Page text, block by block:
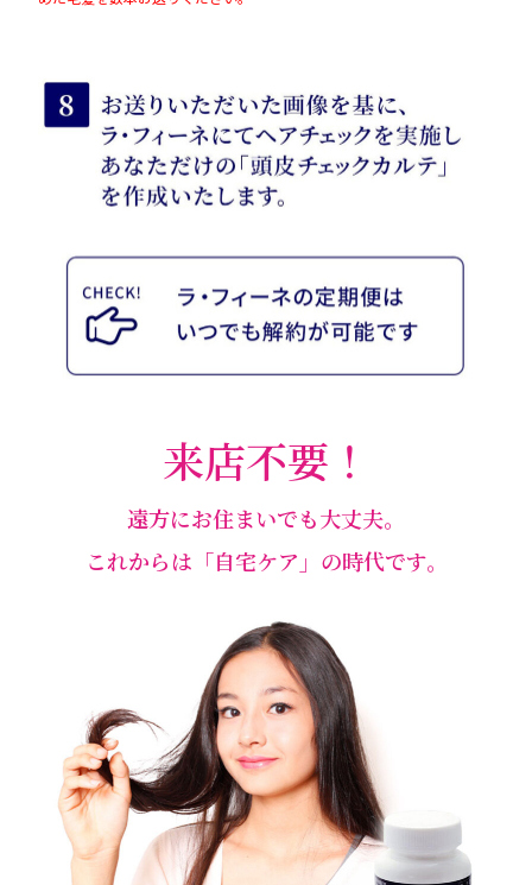
来店不要！
遠方にお住まいでも大丈夫。
これからは「自宅ケア」の時代です。